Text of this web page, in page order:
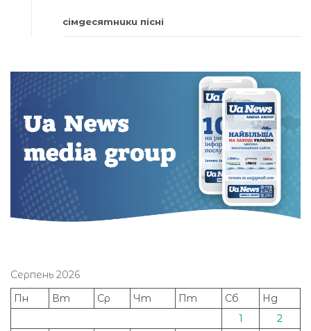
сімдесятники пісні
Серпень 2026
Пн
Вт Ср Чт Пт Сб
Нд
1
2